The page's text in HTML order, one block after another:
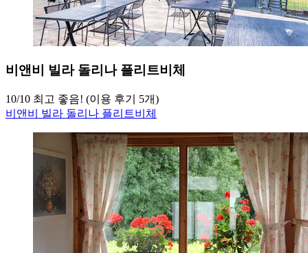
비앤비 빌라 돌리나 플리트비체
10/10 최고 좋음! (이용 후기 5개)
비앤비 빌라 돌리나 플리트비체